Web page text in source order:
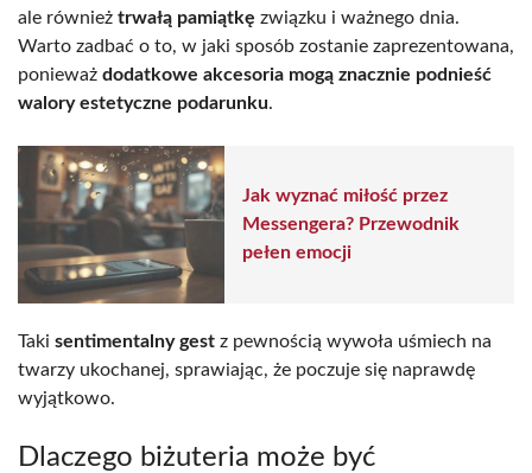
ale również trwałą pamiątkę związku i ważnego dnia.
Warto zadbać o to, w jaki sposób zostanie zaprezentowana,
ponieważ dodatkowe akcesoria mogą znacznie podnieść
walory estetyczne podarunku.
Jak wyznać miłość przez
Messengera? Przewodnik
pełen emocji
Taki sentimentalny gest z pewnością wywoła uśmiech na
twarzy ukochanej, sprawiając, że poczuje się naprawdę
wyjątkowo.
Dlaczego biżuteria może być